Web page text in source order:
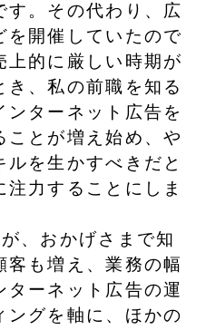
す。その代わり、広
を開催していたので
上的に厳しい時期が
、私の前職を知る
ターネット広告を
ことが増え始め、や
を生かすべきだと
力することにしま
、おかげさまで知
客も増え、業務の幅
ターネット広告の運
ングを軸に、ほかの